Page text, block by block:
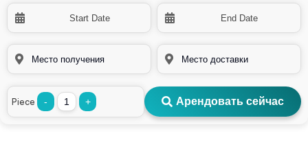
Piece - + Арендовать сейчас